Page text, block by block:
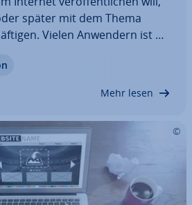
später mit dem Thema
Vielen Anwendern ist al­
Arten des Hostings
Mehr lesen